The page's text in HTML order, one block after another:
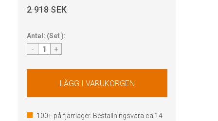
2 918 SEK
Antal: (Set):
- +
100+ på fjärrlager. Beställningsvara ca. 14